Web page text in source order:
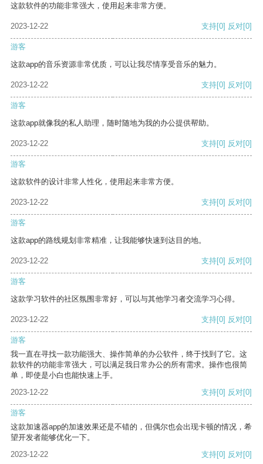
这款软件的功能非常强大，使用起来非常方便。
2023-12-22 支持[0] 反对[0]
游客
这款app的音乐资源非常优质，可以让我尽情享受音乐的魅力。
2023-12-22 支持[0] 反对[0]
游客
这款app就像我的私人助理，随时随地为我的办公提供帮助。
2023-12-22 支持[0] 反对[0]
游客
这款软件的设计非常人性化，使用起来非常方便。
2023-12-22 支持[0] 反对[0]
游客
这款app的路线规划非常精准，让我能够快速到达目的地。
2023-12-22 支持[0] 反对[0]
游客
这款学习软件的社区氛围非常好，可以与其他学习者交流学习心得。
2023-12-22 支持[0] 反对[0]
游客
我一直在寻找一款功能强大、操作简单的办公软件，终于找到了它。这
款软件的功能非常强大，可以满足我日常办公的所有需求。操作也很简
单，即使是小白也能快速上手。
2023-12-22
支持[0] 反对[0]
游客
这款加速器app的加速效果还是不错的，但偶尔也会出现卡顿的情况，希
望开发者能够优化一下。
2023-12-22
支持[0] 反对[0]